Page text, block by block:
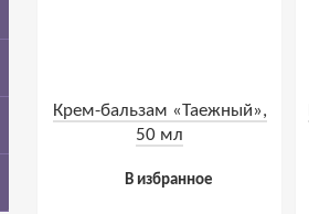
Крем-бальзам «Таежный»,
50 мл
В избранное